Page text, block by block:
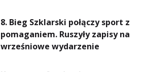
8. Bieg Szklarski połączy sport z
pomaganiem. Ruszyły zapisy na
wrześniowe wydarzenie